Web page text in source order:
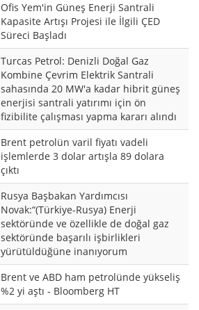
Ofis Yem'in Güneş Enerji Santrali
Kapasite Artışı Projesi ile İlgili ÇED
Süreci Başladı
Turcas Petrol: Denizli Doğal Gaz
Kombine Çevrim Elektrik Santrali
sahasında 20 MW'a kadar hibrit güneş
enerjisi santrali yatırımı için ön
fizibilite çalışması yapma kararı alındı
Brent petrolün varil fiyatı vadeli
işlemlerde 3 dolar artışla 89 dolara
çıktı
Rusya Başbakan Yardımcısı
Novak:“(Türkiye-Rusya) Enerji
sektöründe ve özellikle de doğal gaz
sektöründe başarılı işbirlikleri
yürütüldüğüne inanıyorum
Brent ve ABD ham petrolünde yükseliş
%2 yi aştı - Bloomberg HT